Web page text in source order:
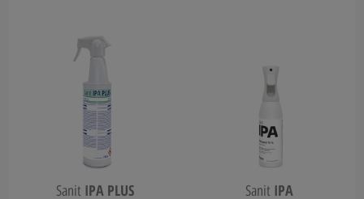
Sanit IPA PLUS Sanit IPA